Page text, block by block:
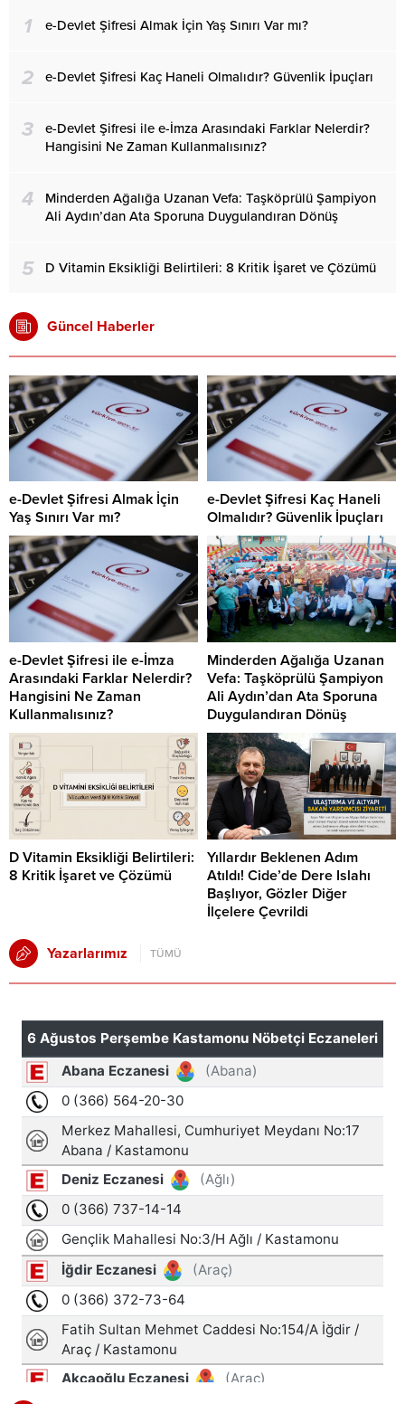
1 e-Devlet Şifresi Almak İçin Yaş Sınırı Var mı?
2 e-Devlet Şifresi Kaç Haneli Olmalıdır? Güvenlik İpuçları
3
e-Devlet Şifresi ile e-İmza Arasındaki Farklar Nelerdir?
Hangisini Ne Zaman Kullanmalısınız?
4
Minderden Ağalığa Uzanan Vefa: Taşköprülü Şampiyon
Ali Aydın’dan Ata Sporuna Duygulandıran Dönüş
5 D Vitamin Eksikliği Belirtileri: 8 Kritik İşaret ve Çözümü
Güncel Haberler
e-Devlet Şifresi Almak İçin
Yaş Sınırı Var mı?
e-Devlet Şifresi Kaç Haneli
Olmalıdır? Güvenlik İpuçları
e-Devlet Şifresi ile e-İmza
Arasındaki Farklar Nelerdir?
Hangisini Ne Zaman
Kullanmalısınız?
Minderden Ağalığa Uzanan
Vefa: Taşköprülü Şampiyon
Ali Aydın’dan Ata Sporuna
Duygulandıran Dönüş
D Vitamin Eksikliği Belirtileri:
8 Kritik İşaret ve Çözümü
Yıllardır Beklenen Adım
Atıldı! Cide’de Dere Islahı
Başlıyor, Gözler Diğer
İlçelere Çevrildi
Yazarlarımız TÜMÜ